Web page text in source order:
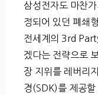
삼성전자도 마찬
정되어 있던 폐쇄
전세계의 3rd
겠다는 전략으로
장 지위를 레버리
경(SDK)를 제공할